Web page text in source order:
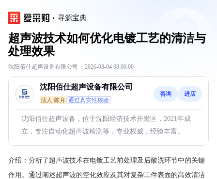
寻源宝典
超声波技术如何优化电镀工艺的清洁与
处理效果
沈阳佰仕超声设备有限公司 · 2026-08-04 08:00:00
沈阳佰仕超声设备有限公司
法人:陈月 通过真实性核验
咨询 进店
沈阳佰仕超声设备，位于沈阳经济技术开发区，2021年成
立，专注自动化超声波检测等，专业权威，经验丰富。
介绍： 分析了超声波技术在电镀工艺前处理及后酸洗环节中的关键
作用。通过阐述超声波的空化效应及其对复杂工件表面的高效清洁